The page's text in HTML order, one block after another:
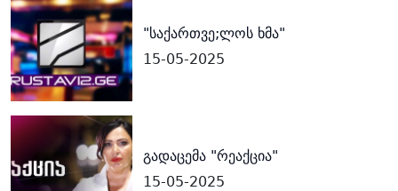
"საქართვე;ლოს ხმა"
15-05-2025
გადაცემა "რეაქცია"
15-05-2025